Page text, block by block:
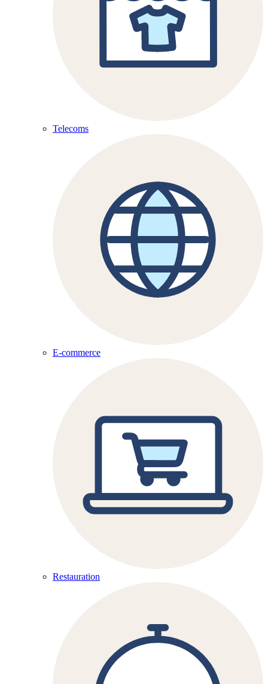
Telecoms
E-commerce
Restauration